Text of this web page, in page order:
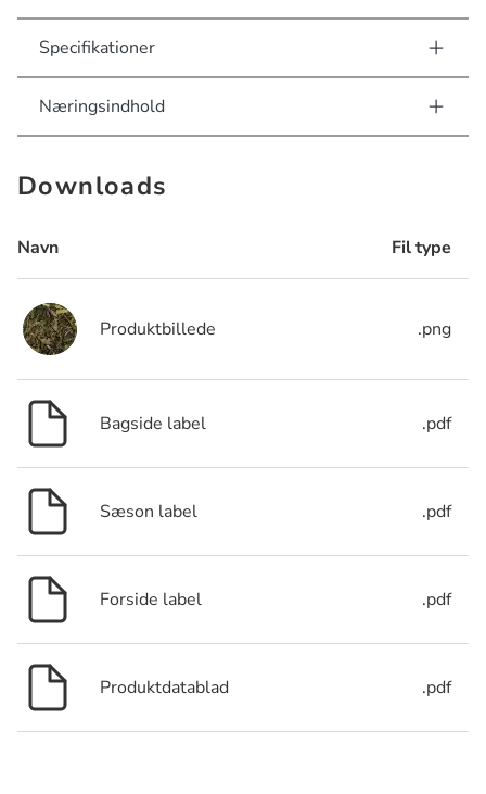
Specifikationer
Næringsindhold
Downloads
Navn Fil type
Produktbillede .png
Bagside label .pdf
Sæson label .pdf
Forside label .pdf
Produktdatablad .pdf